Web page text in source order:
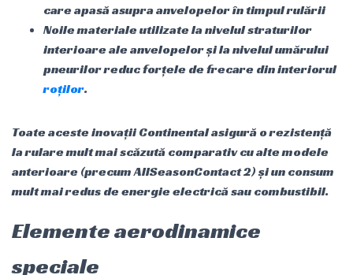
care apasă asupra anvelopelor în timpul rulării
Noile materiale utilizate la nivelul straturilor
interioare ale anvelopelor și la nivelul umărului
pneurilor reduc forțele de frecare din interiorul
roților.
Toate aceste inovații Continental asigură o rezistență
la rulare mult mai scăzută comparativ cu alte modele
anterioare (precum AllSeasonContact 2) și un consum
mult mai redus de energie electrică sau combustibil.
Elemente aerodinamice
speciale